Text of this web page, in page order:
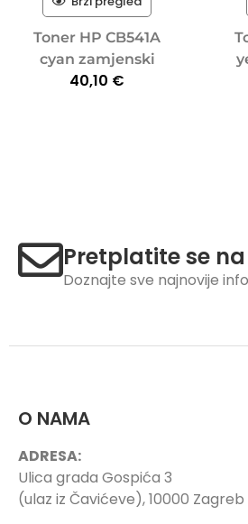
Toner HP CB541A
cyan zamjenski
40,10 €
Pretplatite se
Doznajte sve najnovije
O NAMA
ADRESA:
Ulica grada Gospića 3
(ulaz iz Čavićeve), 10000 Zagreb